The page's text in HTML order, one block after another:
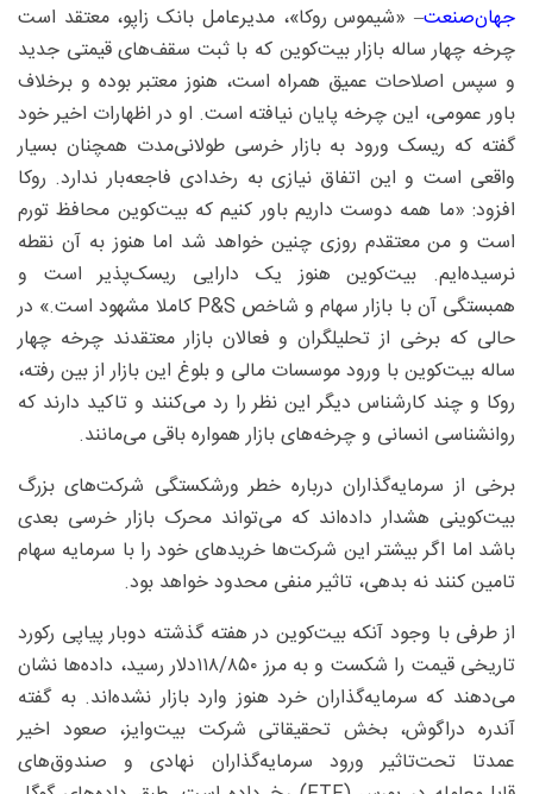
جهان‌صنعت– «شیموس روکا»، مدیرعامل بانک زاپو، معتقد است
چرخه چهار ساله بازار بیت‌کوین که با ثبت سقف‌های قیمتی جدید
و سپس اصلاحات عمیق همراه است، هنوز معتبر بوده و برخلاف
باور عمومی، این چرخه پایان نیافته است. او در اظهارات اخیر خود
گفته که ریسک ورود به بازار خرسی طولانی‌مدت همچنان بسیار
واقعی است و این اتفاق نیازی به رخدادی فاجعه‌بار ندارد. روکا
افزود: «ما همه دوست داریم باور کنیم که بیت‌کوین محافظ تورم
است و من معتقدم روزی چنین خواهد شد اما هنوز به آن نقطه
نرسیده‌ایم. بیت‌کوین هنوز یک دارایی ریسک‌پذیر است و
همبستگی آن با بازار سهام و شاخص P&S کاملا مشهود است.» در
حالی که برخی از تحلیلگران و فعالان بازار معتقدند چرخه چهار
ساله بیت‌کوین با ورود موسسات مالی و بلوغ این بازار از بین رفته،
روکا و چند کارشناس دیگر این نظر را رد می‌کنند و تاکید دارند که
روانشناسی انسانی و چرخه‌های بازار همواره باقی می‌مانند.
برخی از سرمایه‌گذاران درباره خطر ورشکستگی شرکت‌های بزرگ
بیت‌کوینی هشدار داده‌اند که می‌تواند محرک بازار خرسی بعدی
باشد اما اگر بیشتر این شرکت‌ها خریدهای خود را با سرمایه سهام
تامین کنند نه بدهی، تاثیر منفی محدود خواهد بود.
از طرفی با وجود آنکه بیت‌کوین در هفته گذشته دوبار پیاپی رکورد
تاریخی قیمت را شکست و به مرز ۸۵۰/‏۱۱۸دلار رسید، داده‌ها نشان
می‌دهند که سرمایه‌گذاران خرد هنوز وارد بازار نشده‌اند. به گفته
آندره دراگوش، بخش تحقیقاتی شرکت بیت‌وایز، صعود اخیر
عمدتا تحت‌تاثیر ورود سرمایه‌گذاران نهادی و صندوق‌های